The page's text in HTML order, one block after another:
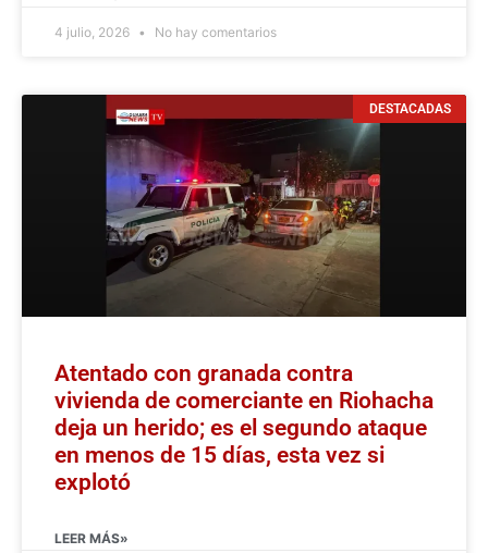
4 julio, 2026 No hay comentarios
DESTACADAS
Atentado con granada contra
vivienda de comerciante en Riohacha
deja un herido; es el segundo ataque
en menos de 15 días, esta vez si
explotó
LEER MÁS»